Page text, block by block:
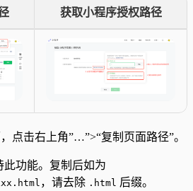
获取小程序授权路径
点击右上角”…”>“复制页面路径”。
此功能。复制后如为
，请去除 .html 后缀。